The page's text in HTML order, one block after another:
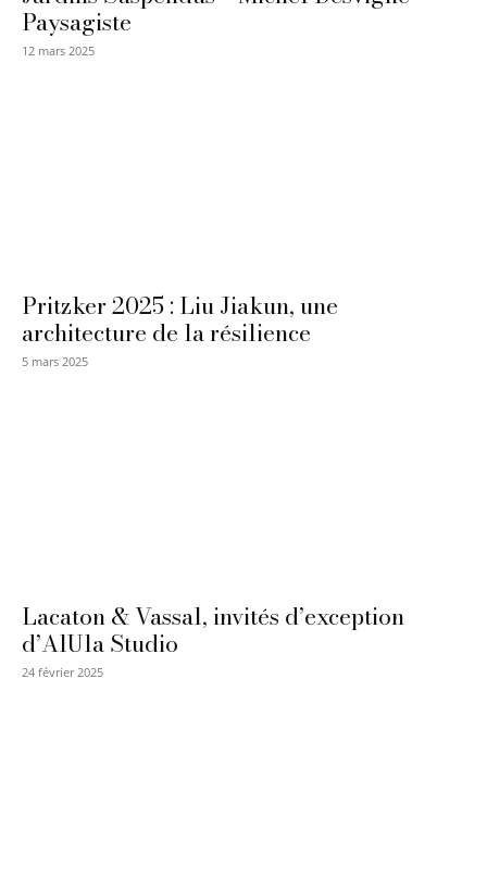
Paysagiste
12 mars 2025
Pritzker 2025 : Liu Jiakun, une
architecture de la résilience
5 mars 2025
Lacaton & Vassal, invités d’exception
d’AlUla Studio
24 février 2025